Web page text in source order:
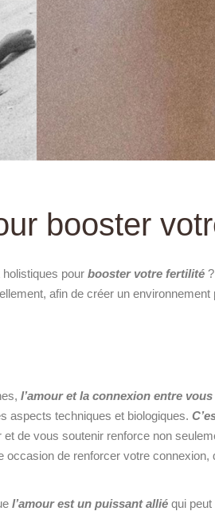
booster
pour booster votre fertilité
afin de créer un environnement
l’amour et la connexion entre
aspects techniques et biologiques.
de vous soutenir renforce non
occasion de renforcer votre connexion,
l’amour est un puissant allié qui